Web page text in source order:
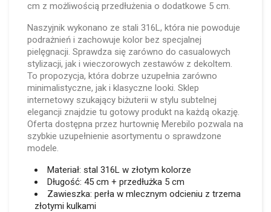
cm z możliwością przedłużenia o dodatkowe 5 cm.
Naszyjnik wykonano ze stali 316L, która nie powoduje
podrażnień i zachowuje kolor bez specjalnej
pielęgnacji. Sprawdza się zarówno do casualowych
stylizacji, jak i wieczorowych zestawów z dekoltem.
To propozycja, która dobrze uzupełnia zarówno
minimalistyczne, jak i klasyczne looki. Sklep
internetowy szukający biżuterii w stylu subtelnej
elegancji znajdzie tu gotowy produkt na każdą okazję.
Oferta dostępna przez hurtownię Merebilo pozwala na
szybkie uzupełnienie asortymentu o sprawdzone
modele.
Materiał: stal 316L w złotym kolorze
Długość: 45 cm + przedłużka 5 cm
Zawieszka: perła w mlecznym odcieniu z trzema
złotymi kulkami